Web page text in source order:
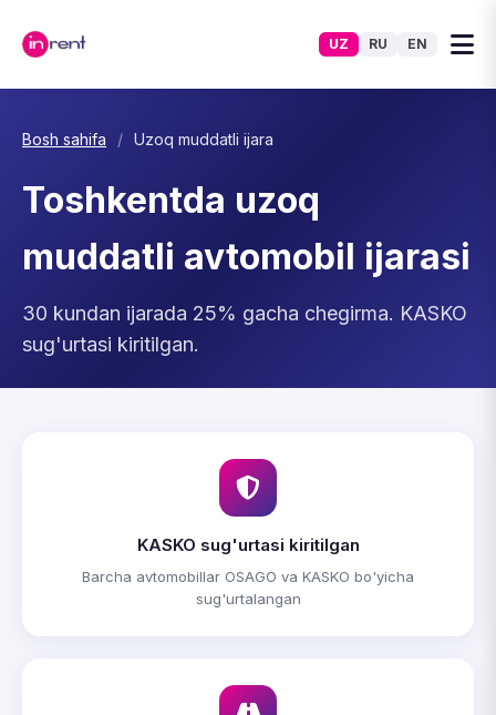
UZ RU EN
Bosh sahifa / Uzoq muddatli ijara
Toshkentda uzoq
muddatli avtomobil ijarasi
30 kundan ijarada 25% gacha chegirma. KASKO
sug'urtasi kiritilgan.
KASKO sug'urtasi kiritilgan
Barcha avtomobillar OSAGO va KASKO bo'yicha
sug'urtalangan